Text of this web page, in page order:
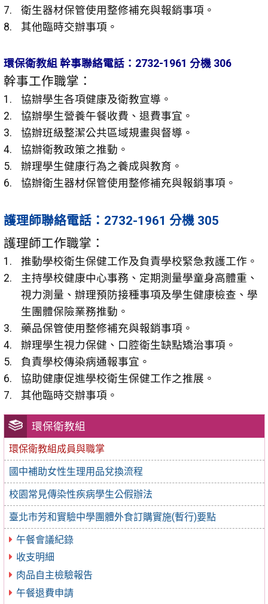
環保衛教組
環保衛教組成員與職掌
國中補助女性生理用品兌換流程
校園常見傳染性疾病學生公假辦法
臺北市芳和實驗中學團體外食訂購實施(暫行)要點
午餐會議紀錄
收支明細
肉品自主檢驗報告
午餐退費申請
衛生器材保管使用整修補充與報銷事項。
其他臨時交辦事項。
環保衛教組 幹事聯絡電話：2732-1961 分機 306
幹事工作職掌：
協辦學生各項健康及衛教宣導。
協辦學生營養午餐收費、退費事宜。
協辦班級整潔公共區域規畫與督導。
協辦衛教政策之推動。
辦理學生健康行為之養成與教育。
協辦衛生器材保管使用整修補充與報銷事項。
護理師聯絡電話：2732-1961 分機 305
護理師工作職掌：
推動學校衛生保健工作及負責學校緊急救護工作。
主持學校健康中心事務、定期測量學童身高體重、
視力測量、辦理預防接種事項及學生健康檢查、學
生團體保險業務推動。
藥品保管使用整修補充與報銷事項。
辦理學生視力保健、口腔衛生缺點矯治事項。
負責學校傳染病通報事宜。
協助健康促進學校衛生保健工作之推展。
其他臨時交辦事項。